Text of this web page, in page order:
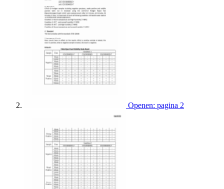
Openen: pagina 2